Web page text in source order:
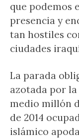
que podemos
presencia y
tan hostiles
ciudades
La parada
azotada por
medio millón
de 2014
islámico